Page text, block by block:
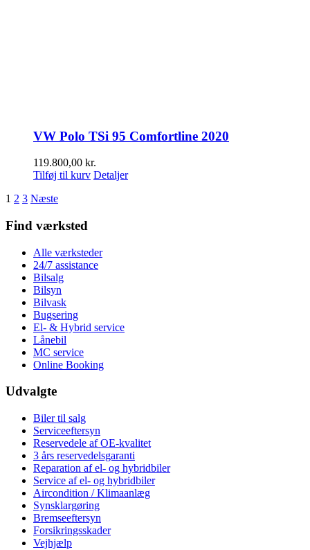
VW Polo TSi 95 Comfortline 2020
119.800,00 kr.
Tilføj til kurv Detaljer
1 2 3 Næste
Find værksted
Alle værksteder
24/7 assistance
Bilsalg
Bilsyn
Bilvask
Bugsering
El- & Hybrid service
Lånebil
MC service
Online Booking
Udvalgte
Biler til salg
Serviceeftersyn
Reservedele af OE-kvalitet
3 års reservedelsgaranti
Reparation af el- og hybridbiler
Service af el- og hybridbiler
Aircondition / Klimaanlæg
Synsklargøring
Bremseeftersyn
Forsikringsskader
Vejhjælp